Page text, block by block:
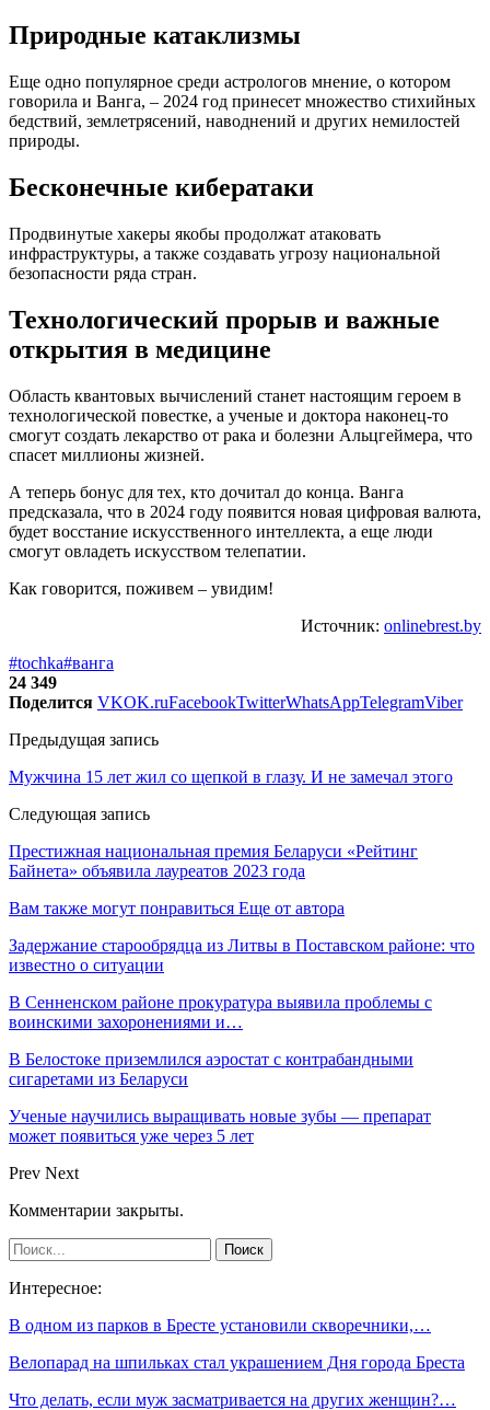
Природные катаклизмы
Еще одно популярное среди астрологов мнение, о котором
говорила и Ванга, – 2024 год принесет множество стихийных
бедствий, землетрясений, наводнений и других немилостей
природы.
Бесконечные кибератаки
Продвинутые хакеры якобы продолжат атаковать
инфраструктуры, а также создавать угрозу национальной
безопасности ряда стран.
Технологический прорыв и важные
открытия в медицине
Область квантовых вычислений станет настоящим героем в
технологической повестке, а ученые и доктора наконец-то
смогут создать лекарство от рака и болезни Альцгеймера, что
спасет миллионы жизней.
А теперь бонус для тех, кто дочитал до конца. Ванга
предсказала, что в 2024 году появится новая цифровая валюта,
будет восстание искусственного интеллекта, а еще люди
смогут овладеть искусством телепатии.
Как говорится, поживем – увидим!
Источник: onlinebrest.by
#tochka#ванга
24 349
Поделится VKOK.ruFacebookTwitterWhatsAppTelegramViber
Предыдущая запись
Мужчина 15 лет жил со щепкой в глазу. И не замечал этого
Следующая запись
Престижная национальная премия Беларуси «Рейтинг
Байнета» объявила лауреатов 2023 года
Вам также могут понравиться Еще от автора
Задержание старообрядца из Литвы в Поставском районе: что
известно о ситуации
В Сенненском районе прокуратура выявила проблемы с
воинскими захоронениями и…
В Белостоке приземлился аэростат с контрабандными
сигаретами из Беларуси
Ученые научились выращивать новые зубы — препарат
может появиться уже через 5 лет
Prev Next
Комментарии закрыты.
Интересное:
В одном из парков в Бресте установили скворечники,…
Велопарад на шпильках стал украшением Дня города Бреста
Что делать, если муж засматривается на других женщин?…